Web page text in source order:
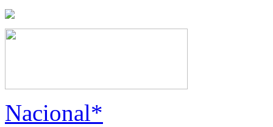
Nacional*